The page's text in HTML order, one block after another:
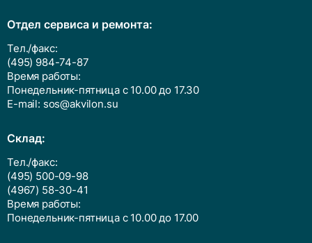
Отдел сервиса и ремонта:
Тел./факс:
(495) 984-74-87
Время работы:
Понедельник-пятница с 10.00 до 17.30
E-mail: sos@akvilon.su
Cклад:
Тел./факс:
(495) 500-09-98
(4967) 58-30-41
Время работы:
Понедельник-пятница с 10.00 до 17.00